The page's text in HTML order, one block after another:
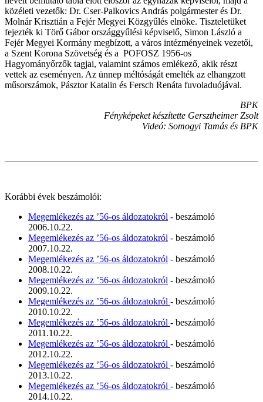
közéleti vezetők: Dr. Cser-Palkovics András polgármester és Dr.
Molnár Krisztián a Fejér Megyei Közgyűlés elnöke. Tiszteletüket
fejezték ki Törő Gábor országgyűlési képviselő, Simon László a
Fejér Megyei Kormány megbízott, a város intézményeinek vezetői,
a Szent Korona Szövetség és a POFOSZ 1956-os
Hagyományőrzők tagjai, valamint számos emlékező, akik részt
vettek az eseményen. Az ünnep méltóságát emelték az elhangzott
műsorszámok, Pásztor Katalin és Fersch Renáta fuvoladuójával.
BPK
Fényképeket készítette Gersztheimer Zsolt
Videó: Somogyi Tamás és BPK
Korábbi évek beszámolói:
Megemlékezés az ’56-os áldozatokról - beszámoló
2006.10.22.
Megemlékezés az ’56-os áldozatokról - beszámoló
2007.10.22.
Megemlékezés az ’56-os áldozatokról - beszámoló
2008.10.22.
Megemlékezés az ’56-os áldozatokról - beszámoló
2009.10.22.
Megemlékezés az ’56-os áldozatokról - beszámoló
2010.10.22.
Megemlékezés az ’56-os áldozatokról - beszámoló
2011.10.22.
Megemlékezés az ’56-os áldozatokról - beszámoló
2012.10.22.
Megemlékezés az ’56-os áldozatokról - beszámoló
2013.10.22.
Megemlékezés az ’56-os áldozatokról - beszámoló
2014.10.22.